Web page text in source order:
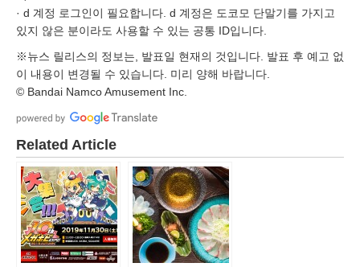
· d 계정 로그인이 필요합니다. d 계정은 도코모 단말기를 가지고
있지 않은 분이라도 사용할 수 있는 공통 ID입니다.
※뉴스 릴리스의 정보는, 발표일 현재의 것입니다. 발표 후 예고 없
이 내용이 변경될 수 있습니다. 미리 양해 바랍니다.
© Bandai Namco Amusement Inc.
Related Article